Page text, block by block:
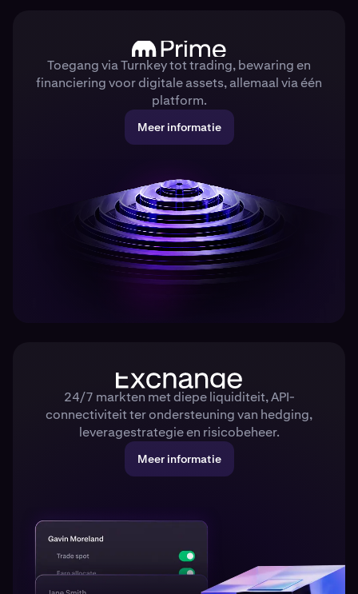
Toegang via Turnkey tot trading, bewaring en
financiering voor digitale assets, allemaal via één
platform.
Meer informatie
24/7 markten met diepe liquiditeit, API-
connectiviteit ter ondersteuning van hedging,
leveragestrategie en risicobeheer.
Meer informatie